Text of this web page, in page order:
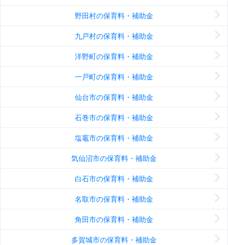
野田村の保育料・補助金
九戸村の保育料・補助金
洋野町の保育料・補助金
一戸町の保育料・補助金
仙台市の保育料・補助金
石巻市の保育料・補助金
塩竈市の保育料・補助金
気仙沼市の保育料・補助金
白石市の保育料・補助金
名取市の保育料・補助金
角田市の保育料・補助金
多賀城市の保育料・補助金